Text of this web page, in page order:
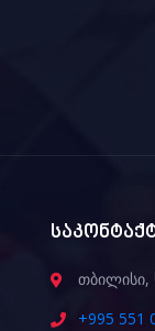
თბილისი,
+995 551